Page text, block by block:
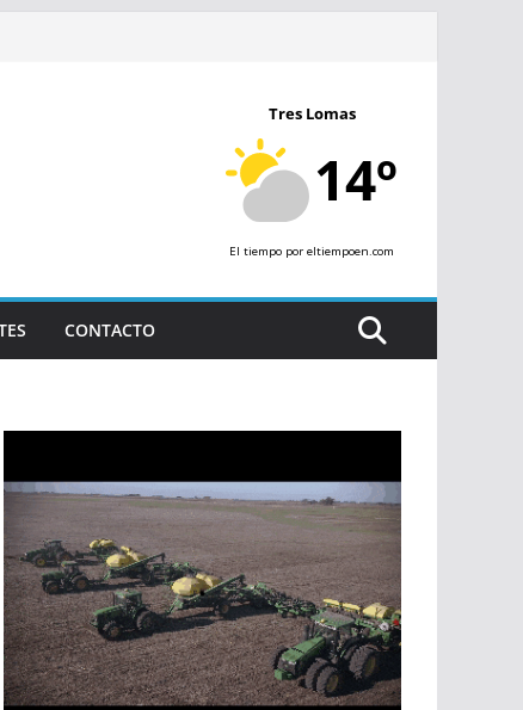
Tres Lomas
14º
El tiempo por eltiempoen.com
CONTACTO